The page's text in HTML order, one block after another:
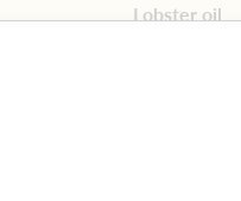
Lobster oil